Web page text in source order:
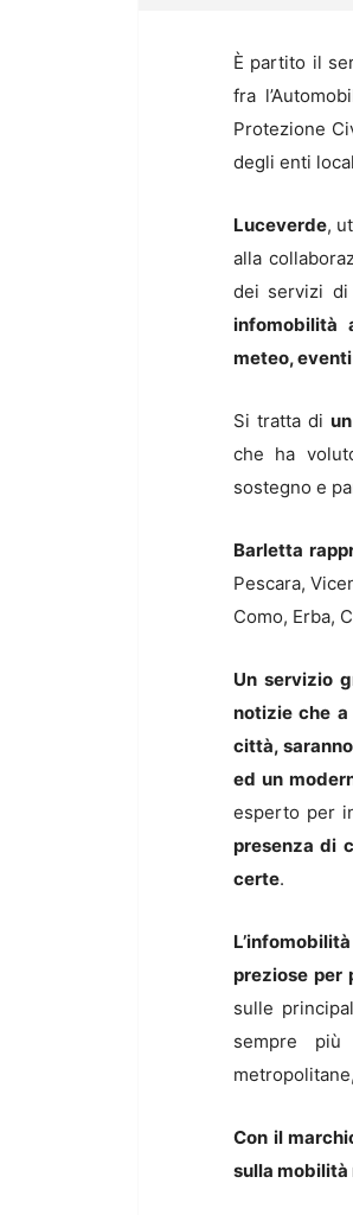
È partito il
fra
Protezione
degli enti
Luceverde,
alla
dei servizi
infomobilità
meteo,
Si tratta di
che ha
sostegno e
Barletta
Pescara,
Como, Erba,
Un servizio
notizie che
città,
ed un
esperto per
presenza di
certe.
preziose per
sulle
sempre più
Con il
sulla mobilità